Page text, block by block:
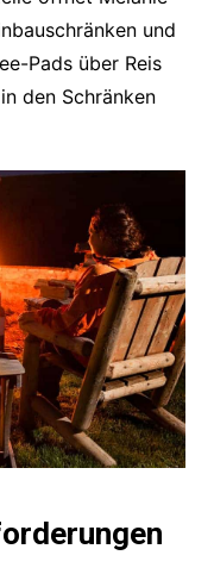
und
Pads über Reis
den Schränken